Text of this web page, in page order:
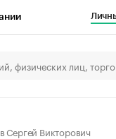
Сергей Викторович